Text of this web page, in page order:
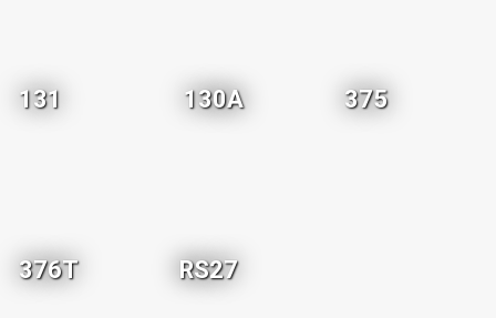
131 130A 375
376T RS27